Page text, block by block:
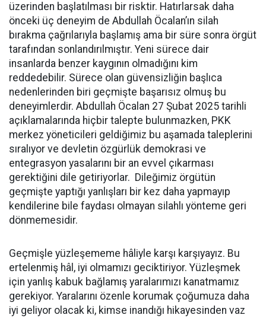
üzerinden başlatılması bir risktir. Hatırlarsak daha
önceki üç deneyim de Abdullah Öcalan’ın silah
bırakma çağrılarıyla başlamış ama bir süre sonra örgüt
tarafından sonlandırılmıştır. Yeni sürece dair
insanlarda benzer kaygının olmadığını kim
reddedebilir. Sürece olan güvensizliğin başlıca
nedenlerinden biri geçmişte başarısız olmuş bu
deneyimlerdir. Abdullah Öcalan 27 Şubat 2025 tarihli
açıklamalarında hiçbir talepte bulunmazken, PKK
merkez yöneticileri geldiğimiz bu aşamada taleplerini
sıralıyor ve devletin özgürlük demokrasi ve
entegrasyon yasalarını bir an evvel çıkarması
gerektiğini dile getiriyorlar. Dileğimiz örgütün
geçmişte yaptığı yanlışları bir kez daha yapmayıp
kendilerine bile faydası olmayan silahlı yönteme geri
dönmemesidir.
Geçmişle yüzleşememe hâliyle karşı karşıyayız. Bu
ertelenmiş hâl, iyi olmamızı geciktiriyor. Yüzleşmek
için yanlış kabuk bağlamış yaralarımızı kanatmamız
gerekiyor. Yaralarını özenle korumak çoğumuza daha
iyi geliyor olacak ki, kimse inandığı hikayesinden vaz